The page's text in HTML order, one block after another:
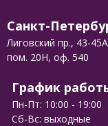
Санкт-
Лиговский пр., 43-
пом. 20Н, оф. 540
График
Пн-Пт: 10:00 - 19:00
Сб-Вс: выходные